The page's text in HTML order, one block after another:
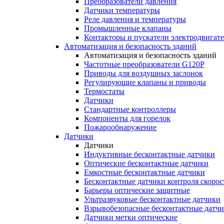
Датчики температуры
Реле давления и температуры
Промышленные клапаны
Контакторы и пускатели
Автоматизация и безопасность зданий
Автоматизация и безопасность зданий
Частотные преобразователи G120P
Приводы для воздушных заслонок
Регулирующие клапаны и приводы
Термостаты
Датчики
Стандартные контроллеры
Компоненты для горелок
Пожарообнаружение
Датчики
Датчики
Индуктивные бесконтактные датчики
Оптические бесконтактные датчики
Емкостные бесконтактные датчики
Бесконтактные датчики контроля
Барьеры оптические защитные
Ультразвуковые бесконтактные датчики
Взрывобезопасные бесконтактные
Датчики метки оптические